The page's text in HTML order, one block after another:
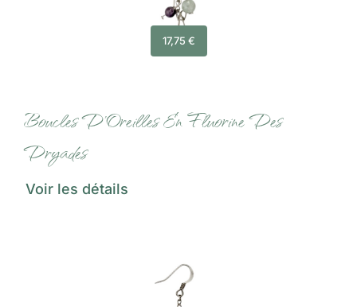
17,75 €
Boucles D’Oreilles En Fluorine Des
Dryades
Voir les détails